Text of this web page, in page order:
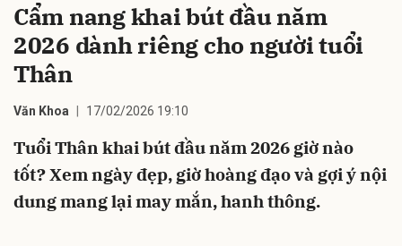
Cẩm nang khai bút đầu năm
2026 dành riêng cho người tuổi
Thân
Văn Khoa 17/02/2026 19:10
Tuổi Thân khai bút đầu năm 2026 giờ nào
tốt? Xem ngày đẹp, giờ hoàng đạo và gợi ý nội
dung mang lại may mắn, hanh thông.
Hủy Gửi